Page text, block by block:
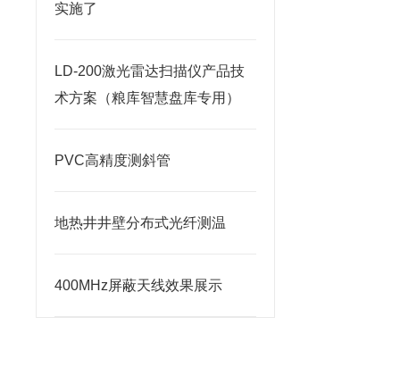
实施了
LD-200激光雷达扫描仪产品技
术方案（粮库智慧盘库专用）
PVC高精度测斜管
地热井井壁分布式光纤测温
400MHz屏蔽天线效果展示